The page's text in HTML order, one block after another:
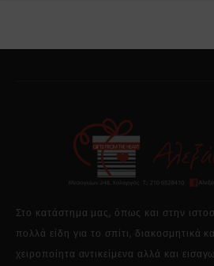
Στο κατάστημα μας, όπως και στην
πολλά είδη για το σπίτι, διακοσμητικά
χειροποίητα αντικείμενα αλλά και